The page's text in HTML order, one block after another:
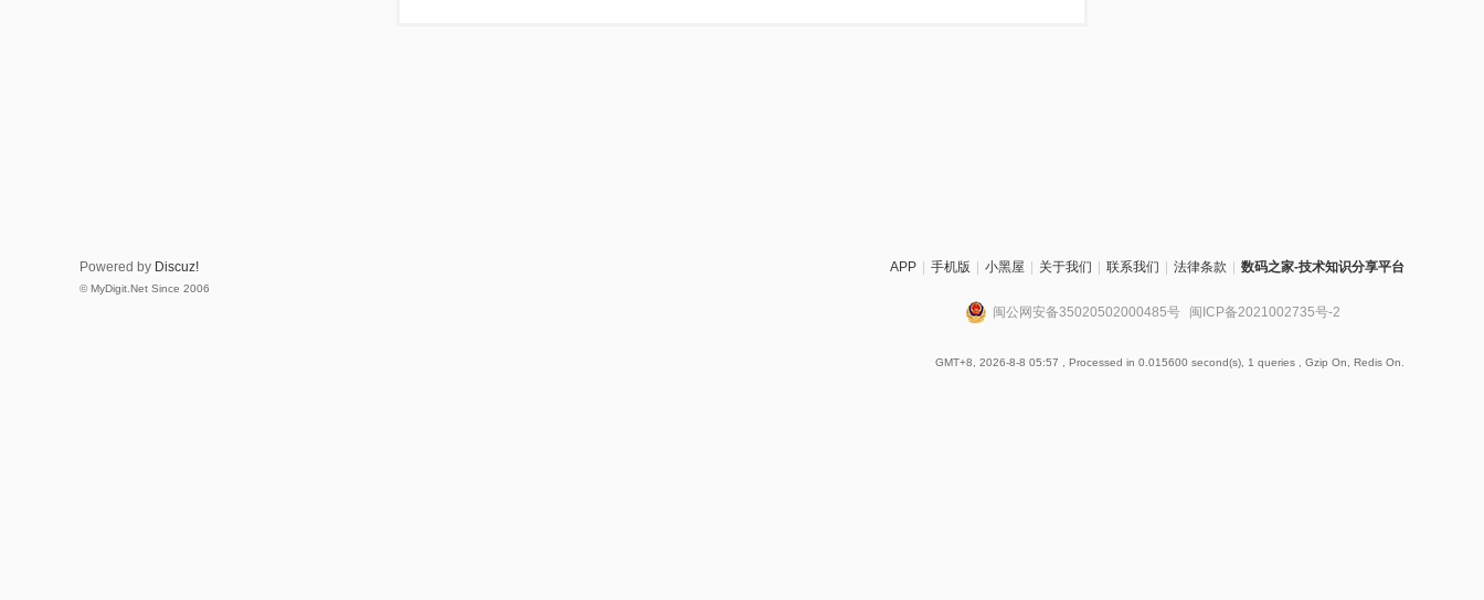
APP 手机版 小黑屋 关于我们 联系我们 法律条款 数码之家-技术知识分享平台
闽公网安备35020502000485号 闽ICP备2021002735号-2
GMT+8, 2026-8-8 05:57 , Processed in 0.015600 second(s), 1 queries , Gzip On, Redis On.
Powered by Discuz!
© MyDigit.Net Since 2006